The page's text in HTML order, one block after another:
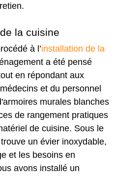
la cuisine
à l’installation de la
a été pensé
en répondant aux
et du personnel
murales blanches
de rangement pratiques
de cuisine. Sous le
un évier inoxydable,
et les besoins en
avons installé un